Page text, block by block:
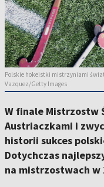
Polskie hokeistki mistrzyniami
Vazquez/Getty Images
W finale Mistrzostw
Austriaczkami i
historii sukces
Dotychczas
na mistrzostwach w